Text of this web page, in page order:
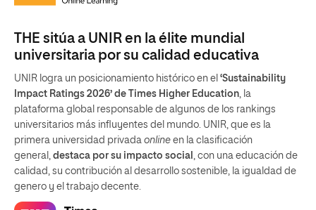
THE sitúa a UNIR en la élite mundial
universitaria por su calidad educativa
UNIR logra un posicionamiento histórico en el ‘Sustainability
Impact Ratings 2026’ de Times Higher Education, la
plataforma global responsable de algunos de los rankings
universitarios más influyentes del mundo. UNIR, que es la
primera universidad privada online en la clasificación
general, destaca por su impacto social , con una educación de
calidad, su contribución al desarrollo sostenible, la igualdad de
genero y el trabajo decente.